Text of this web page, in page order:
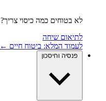
לא בטוחים כמה כיסוי צריך?
לתיאום שיחה
לעמוד המלא: ביטוח חיים ←
פנסיה וחיסכון